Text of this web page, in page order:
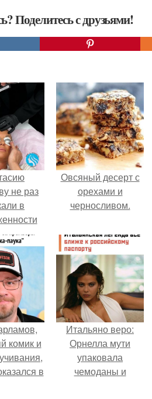
Поделитесь с друзьями!
не раз
в
бьюти -
Овсяный десерт с
орехами и
черносливом.
комик и
в
Итальяно веро:
Орнелла мути
упаковала
чемоданы и